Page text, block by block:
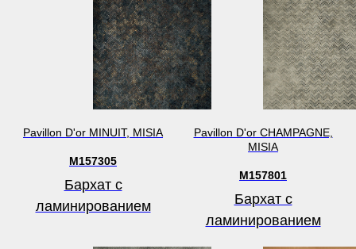
Pavillon D'or MINUIT, MISIA
M157305
Бархат с
ламинированием
Pavillon D'or CHAMPAGNE,
MISIA
M157801
Бархат с
ламинированием